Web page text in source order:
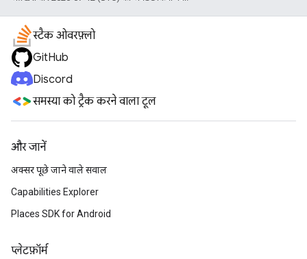
स्टैक ओवरफ़्लो
GitHub
Discord
समस्या को ट्रैक करने वाला टूल
और जानें
अक्सर पूछे जाने वाले सवाल
Capabilities Explorer
Places SDK for Android
प्‍लेटफ़ॉर्म